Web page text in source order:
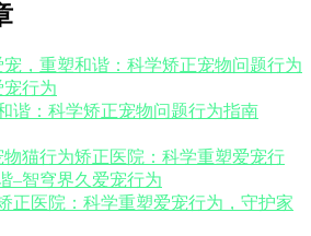
谐：科学矫正宠物问题行为指南
正医院：科学重塑爱宠行为，守护家